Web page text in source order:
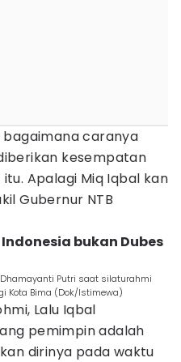
bagaimana caranya
kesempatan
Apalagi Miq Iqbal kan
Gubernur NTB
bukan Dubes
Putri saat silaturahmi
Kota Bima (Dok/Istimewa)
Lalu Iqbal
pemimpin adalah
dirinya pada waktu